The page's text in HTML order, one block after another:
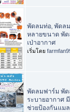
พัดลมท่อ, พัดล
หลายขนาด พั
เป่าอากาศ
เริ่มโดย
พัดลมฟาร์ม พั
ระบายอากาศ
ช่วยป้องกันแม